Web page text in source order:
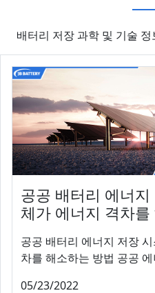
배터리 저장 과학 및 기술
공공 배터리 에너
체가 에너지 격차를
공공 배터리 에너지 저장
차를 해소하는 방법 공공
05/23/2022